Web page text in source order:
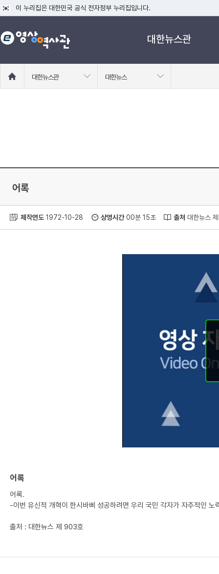
이 누리집은 대한민국 공식 전자정부 누리집입니다.
공식 누리집 주소 확인하기
go.kr 주소를 사용하는 누리집은 대한민국 정부기관이 관리하는 누리집입니
대한뉴스관
로
대한뉴스관 대한뉴스
어록
제작연도 1972-10-28 상영시간00분 15초 출처 대한뉴스
어록
어록.
-이번 유신적 개혁이 한시바삐 성공하려면 우리 국민 각자가 자주적인
출처 : 대한뉴스 제 903호